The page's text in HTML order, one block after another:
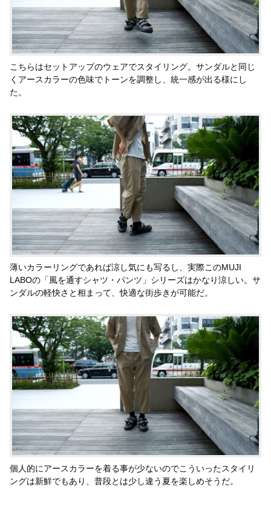
こちらはセットアップのウェアでスタイリング。サンダルと同じ
くアースカラーの色味でトーンを調整し、統一感が出る様にし
た。
薄いカラーリングであれば涼し気にも写るし、実際このMUJI
LABOの「風を通すシャツ・パンツ」シリーズはかなり涼しい。サ
ンダルの軽快さと相まって、快適な街歩きが可能だ。
個人的にアースカラーを着る事が少ないのでこういったスタイリ
ングは新鮮でもあり、普段とは少し違う夏を楽しめそうだ。